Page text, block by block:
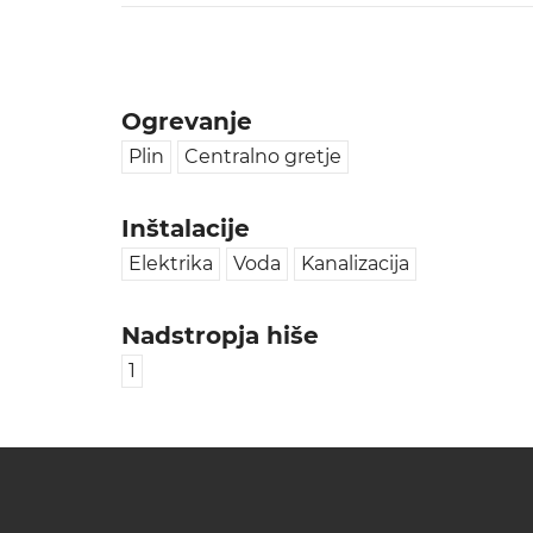
Ogrevanje
Plin Centralno gretje
Inštalacije
Elektrika Voda Kanalizacija
Nadstropja hiše
1